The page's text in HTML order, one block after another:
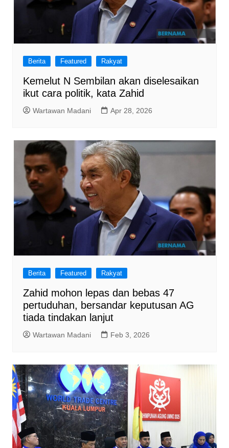
Berita Featured Rakyat
Kemelut N Sembilan akan diselesaikan
ikut cara politik, kata Zahid
Wartawan Madani Apr 28, 2026
Berita Featured Rakyat
Zahid mohon lepas dan bebas 47
pertuduhan, bersandar keputusan AG
tiada tindakan lanjut
Wartawan Madani Feb 3, 2026